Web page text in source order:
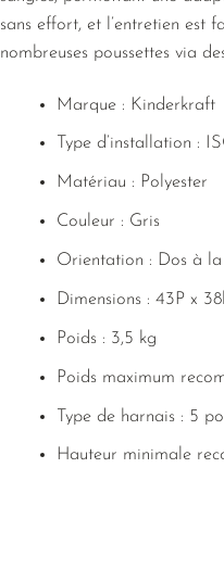
sans effort, et l’entretien est
nombreuses poussettes via
Marque : Kinderkraft
Type d’installation :
Matériau : Polyester
Couleur : Gris
Orientation : Dos à
Dimensions : 43P x
Poids : 3,5 kg
Poids maximum
Type de harnais : 5
Hauteur minimale